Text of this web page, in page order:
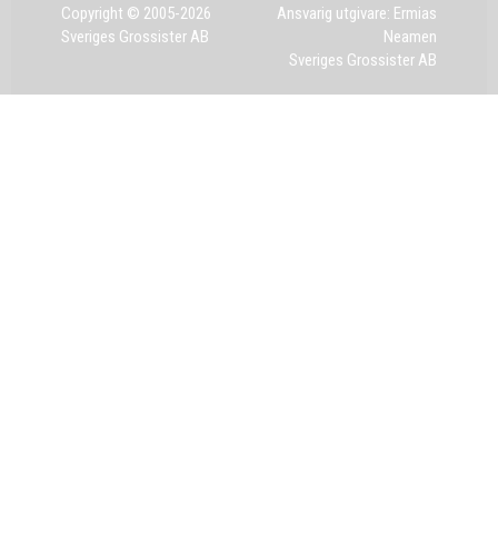
Copyright © 2005-2026
Sveriges Grossister AB
Ansvarig utgivare: Ermias
Neamen
Sveriges Grossister AB